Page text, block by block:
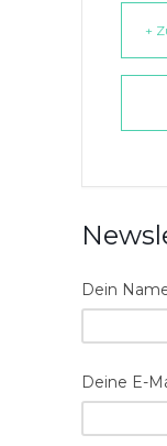
+
Dein
Deine E-